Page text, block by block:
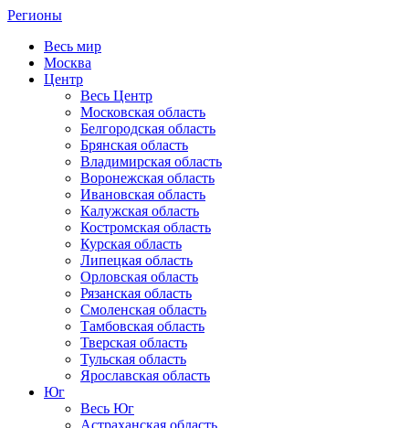
Регионы
Весь мир
Москва
Центр
Весь Центр
Московская область
Белгородская область
Брянская область
Владимирская область
Воронежская область
Ивановская область
Калужская область
Костромская область
Курская область
Липецкая область
Орловская область
Рязанская область
Смоленская область
Тамбовская область
Тверская область
Тульская область
Ярославская область
Юг
Весь Юг
Астраханская область